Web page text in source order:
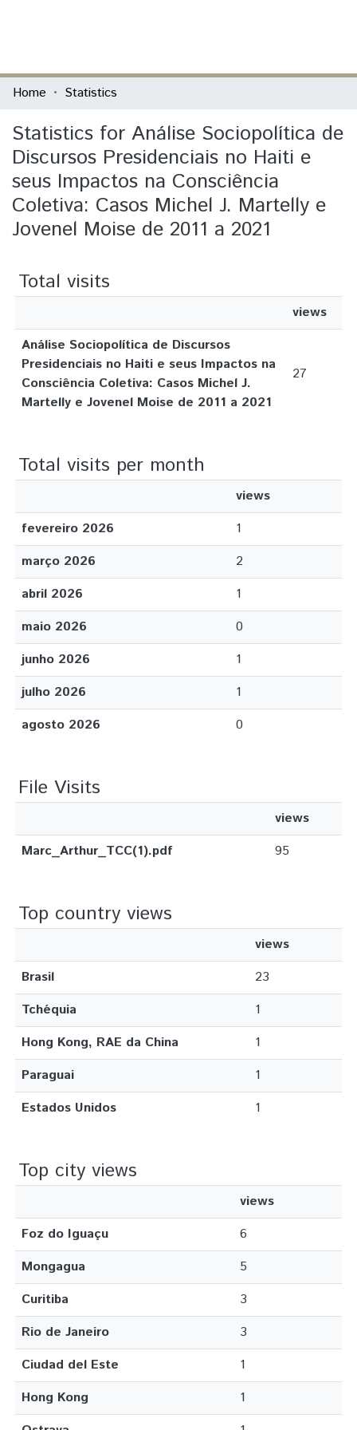
Communities & Collections
All of DSpace
Home Statistics
Statistics for Análise Sociopolítica de
Discursos Presidenciais no Haiti e
seus Impactos na Consciência
Coletiva: Casos Michel J. Martelly e
Jovenel Moise de 2011 a 2021
Total visits
views
Análise Sociopolítica de Discursos
Presidenciais no Haiti e seus Impactos na
Consciência Coletiva: Casos Michel J.
Martelly e Jovenel Moise de 2011 a 2021
27
Total visits per month
views
fevereiro 2026
1
março 2026
2
abril 2026
1
maio 2026
0
junho 2026
1
julho 2026
1
agosto 2026
0
File Visits
views
Marc_Arthur_TCC(1).pdf
95
Top country views
views
Brasil
23
Tchéquia
1
Hong Kong, RAE da China
1
Paraguai
1
Estados Unidos
1
Top city views
views
Foz do Iguaçu
6
Mongagua
5
Curitiba
3
Rio de Janeiro
3
Ciudad del Este
1
Hong Kong
1